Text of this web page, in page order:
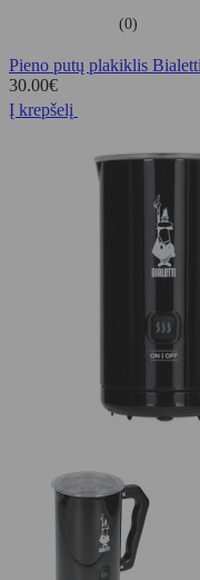
(0)
Pieno putų plakiklis
30.00€
Į krepšelį